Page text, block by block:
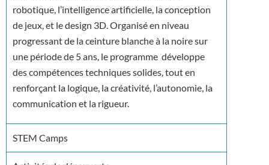
robotique, l’intelligence artificielle, la conception
de jeux, et le design 3D. Organisé en niveau
progressant de la ceinture blanche à la noire sur
une période de 5 ans, le programme développe
des compétences techniques solides, tout en
renforçant la logique, la créativité, l’autonomie, la
communication et la rigueur.
STEM Camps